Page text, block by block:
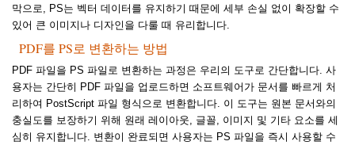
막으로, PS는 벡터 데이터를 유지하기 때문에 세부 손실 없이 확장할 수
있어 큰 이미지나 디자인을 다룰 때 유리합니다.
PDF를 PS로 변환하는 방법
PDF 파일을 PS 파일로 변환하는 과정은 우리의 도구로 간단합니다. 사
용자는 간단히 PDF 파일을 업로드하면 소프트웨어가 문서를 빠르게 처
리하여 PostScript 파일 형식으로 변환합니다. 이 도구는 원본 문서와의
충실도를 보장하기 위해 원래 레이아웃, 글꼴, 이미지 및 기타 요소를 세
심히 유지합니다. 변환이 완료되면 사용자는 PS 파일을 즉시 사용할 수